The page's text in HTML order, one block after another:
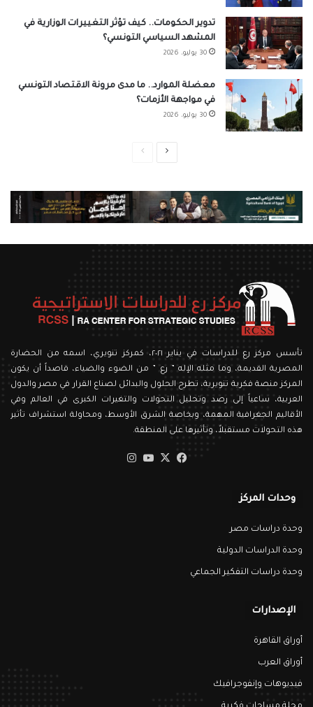
تدوير الحكومات.. كيف تؤثر التغييرات الوزارية في
المشهد السياسي التونسي؟
30 يوليو، 2026
معضلة الموارد.. ما مدى مرونة الاقتصاد التونسي
في مواجهة الأزمات؟
30 يوليو، 2026
الصفحةالصفحة
تأسس مركز رع للدراسات في يناير ٢٠٢١، كمركز تنويري، اسمه من الحضارة
المصرية القديمة، وما مثله الإله ” رع ” من الضوء والضياء، قاصداً أن يكون
المركز منصة فكرية تنويرية، تطرح الحلول والبدائل لصناع القرار في مصر والدول
العربية، ساعياً إلى رصد وتحليل التحولات والتغيرات الكبرى في العالم وفي
الأقاليم الجغرافية المهمة، وبخاصة الشرق الأوسط، ومحاولة استشراف تأثير
هذه التحولات مستقبلاً، وتأثيرها على المنطقة.
فيسبوك
‫X
‫YouTube
وحدات المركز
وحدة دراسات مصر
وحدة الدراسات الدولية
وحدة دراسات التفكير الجماعي
الإصدارات
أوراق القاهرة
أوراق العرب
فيديوهات وإنفوجرافيك